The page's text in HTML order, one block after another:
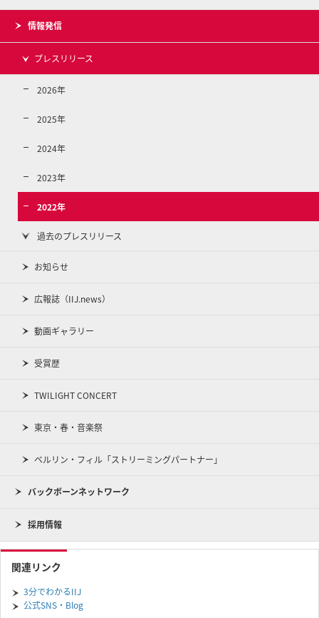
情報発信
プレスリリース
2026年
2025年
2024年
2023年
2022年
過去のプレスリリース
お知らせ
広報誌（IIJ.news）
動画ギャラリー
受賞歴
TWILIGHT CONCERT
東京・春・音楽祭
ベルリン・フィル「ストリーミングパートナー」
バックボーンネットワーク
採用情報
関連リンク
3分でわかるIIJ
公式SNS・Blog